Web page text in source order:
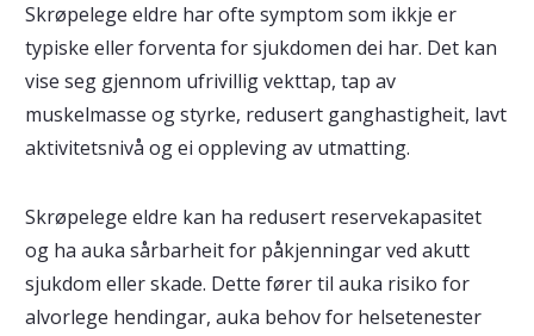
Skrøpelege eldre har ofte symptom som ikkje er
typiske eller forventa for sjukdomen dei har. Det kan
vise seg gjennom ufrivillig vekttap, tap av
muskelmasse og styrke, redusert ganghastigheit, lavt
aktivitetsnivå og ei oppleving av utmatting.
Skrøpelege eldre kan ha redusert reservekapasitet
og ha auka sårbarheit for påkjenningar ved akutt
sjukdom eller skade. Dette fører til auka risiko for
alvorlege hendingar, auka behov for helsetenester